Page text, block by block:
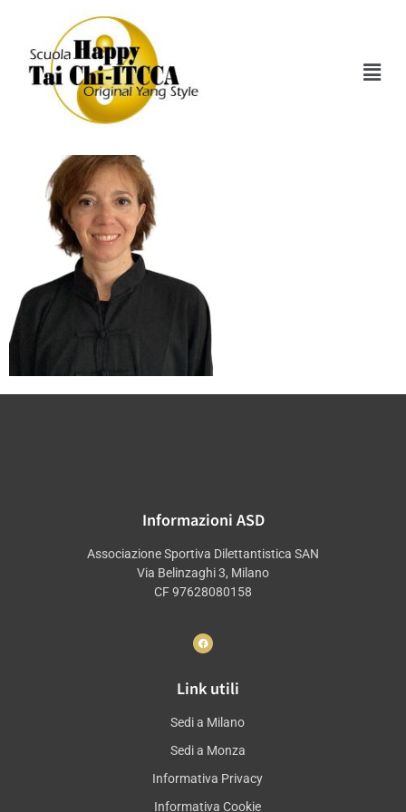
Rebecca X Sito
Informazioni ASD
Associazione Sportiva Dilettantistica SAN
Via Belinzaghi 3, Milano
CF 97628080158
Link utili
Sedi a Milano
Sedi a Monza
Informativa Privacy
Informativa Cookie